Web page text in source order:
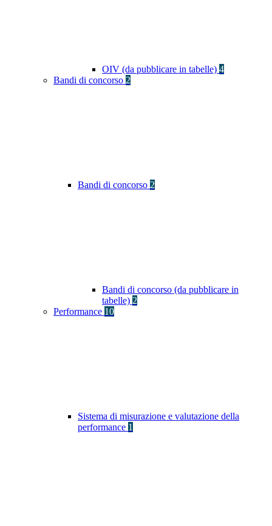
OIV (da pubblicare in tabelle) 4
Bandi di concorso 2
Bandi di concorso 2
Bandi di concorso (da pubblicare in
tabelle) 2
Performance 10
Sistema di misurazione e valutazione della
performance 1